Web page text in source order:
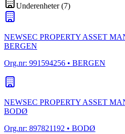
Underenheter(7)
NEWSEC PROPERTY ASSET
BERGEN
Org.nr: 991594256 • BERGEN
NEWSEC PROPERTY ASSET
BODØ
Org.nr: 897821192 • BODØ